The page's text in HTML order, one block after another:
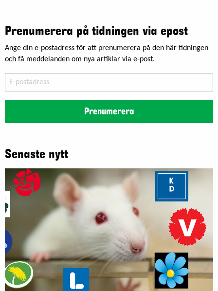
Prenumerera på tidningen via epost
Ange din e-postadress för att prenumerera på den här tidningen
och få meddelanden om nya artiklar via e-post.
postadress
Prenumerera
Senaste nytt